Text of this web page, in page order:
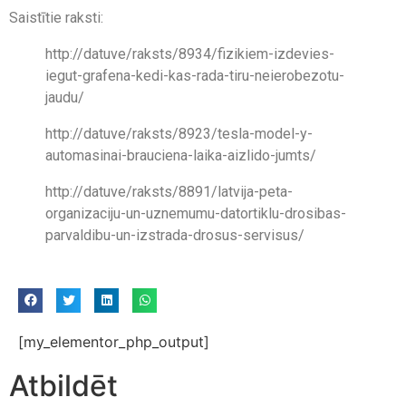
Saistītie raksti:
http://datuve/raksts/8934/fizikiem-izdevies-
iegut-grafena-kedi-kas-rada-tiru-neierobezotu-
jaudu/
http://datuve/raksts/8923/tesla-model-y-
automasinai-brauciena-laika-aizlido-jumts/
http://datuve/raksts/8891/latvija-peta-
organizaciju-un-uznemumu-datortiklu-drosibas-
parvaldibu-un-izstrada-drosus-servisus/
[my_elementor_php_output]
Atbildēt